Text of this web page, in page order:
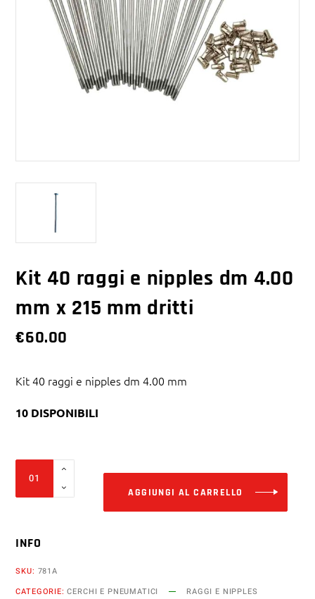
Kit 40 raggi e nipples dm 4.00
mm x 215 mm dritti
€60.00
Kit 40 raggi e nipples dm 4.00 mm
10 DISPONIBILI
nipples
AGGIUNGI AL CARRELLO
INFO
SKU: 781A
CATEGORIE:CERCHI E PNEUMATICI RAGGI E NIPPLES